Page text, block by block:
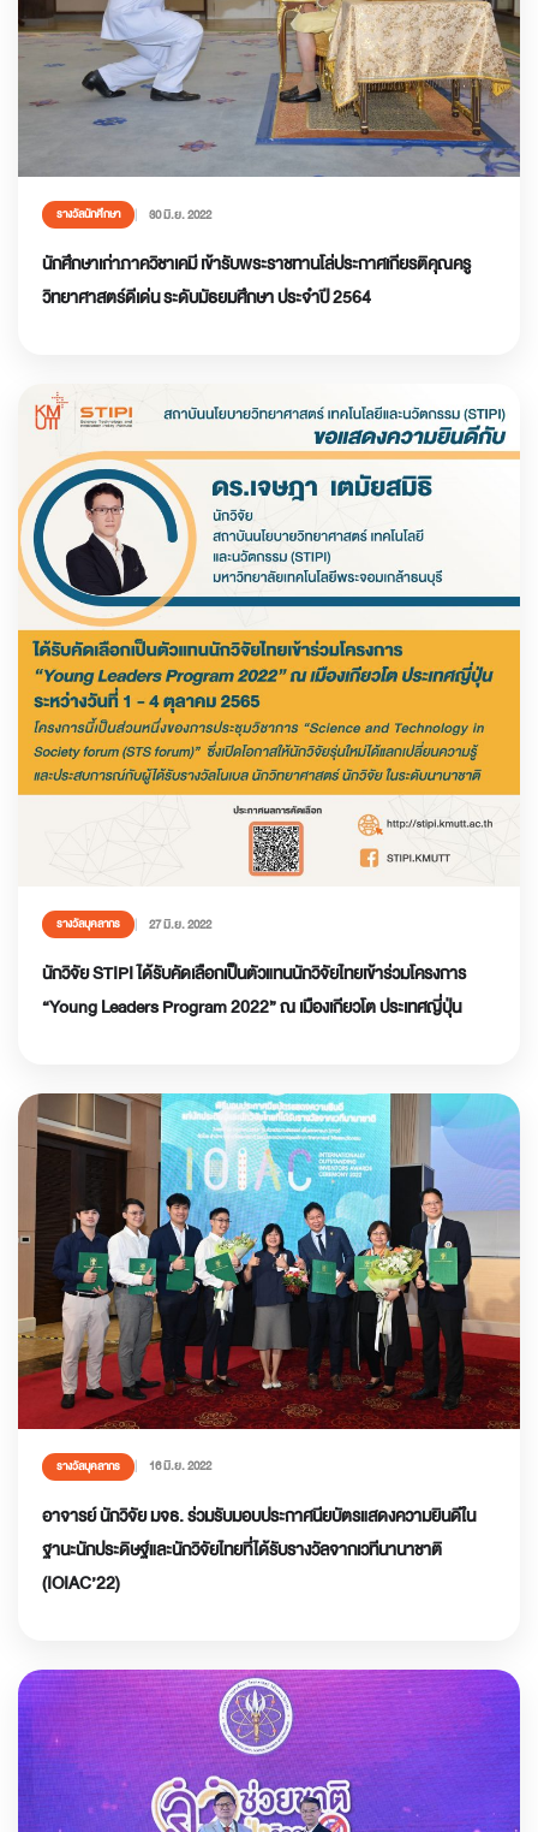
รางวัลนักศึกษา 30 มิ.ย. 2022
นักศึกษาเก่าภาควิชาเคมี เข้ารับพระราชทานโล่ประกาศเกียรติคุณครู
วิทยาศาสตร์ดีเด่น ระดับมัธยมศึกษา ประจำปี 2564
รางวัลบุคลากร 27 มิ.ย. 2022
นักวิจัย STIPI ได้รับคัดเลือกเป็นตัวแทนนักวิจัยไทยเข้าร่วมโครงการ
“Young Leaders Program 2022” ณ เมืองเกียวโต ประเทศญี่ปุ่น
รางวัลบุคลากร 16 มิ.ย. 2022
อาจารย์ นักวิจัย มจธ. ร่วมรับมอบประกาศนียบัตรแสดงความยินดีใน
ฐานะนักประดิษฐ์และนักวิจัยไทยที่ได้รับรางวัลจากเวทีนานาชาติ
(IOIAC’22)